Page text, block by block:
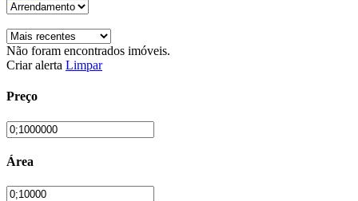
Não foram encontrados imóveis.
Criar alerta Limpar
Preço
Área